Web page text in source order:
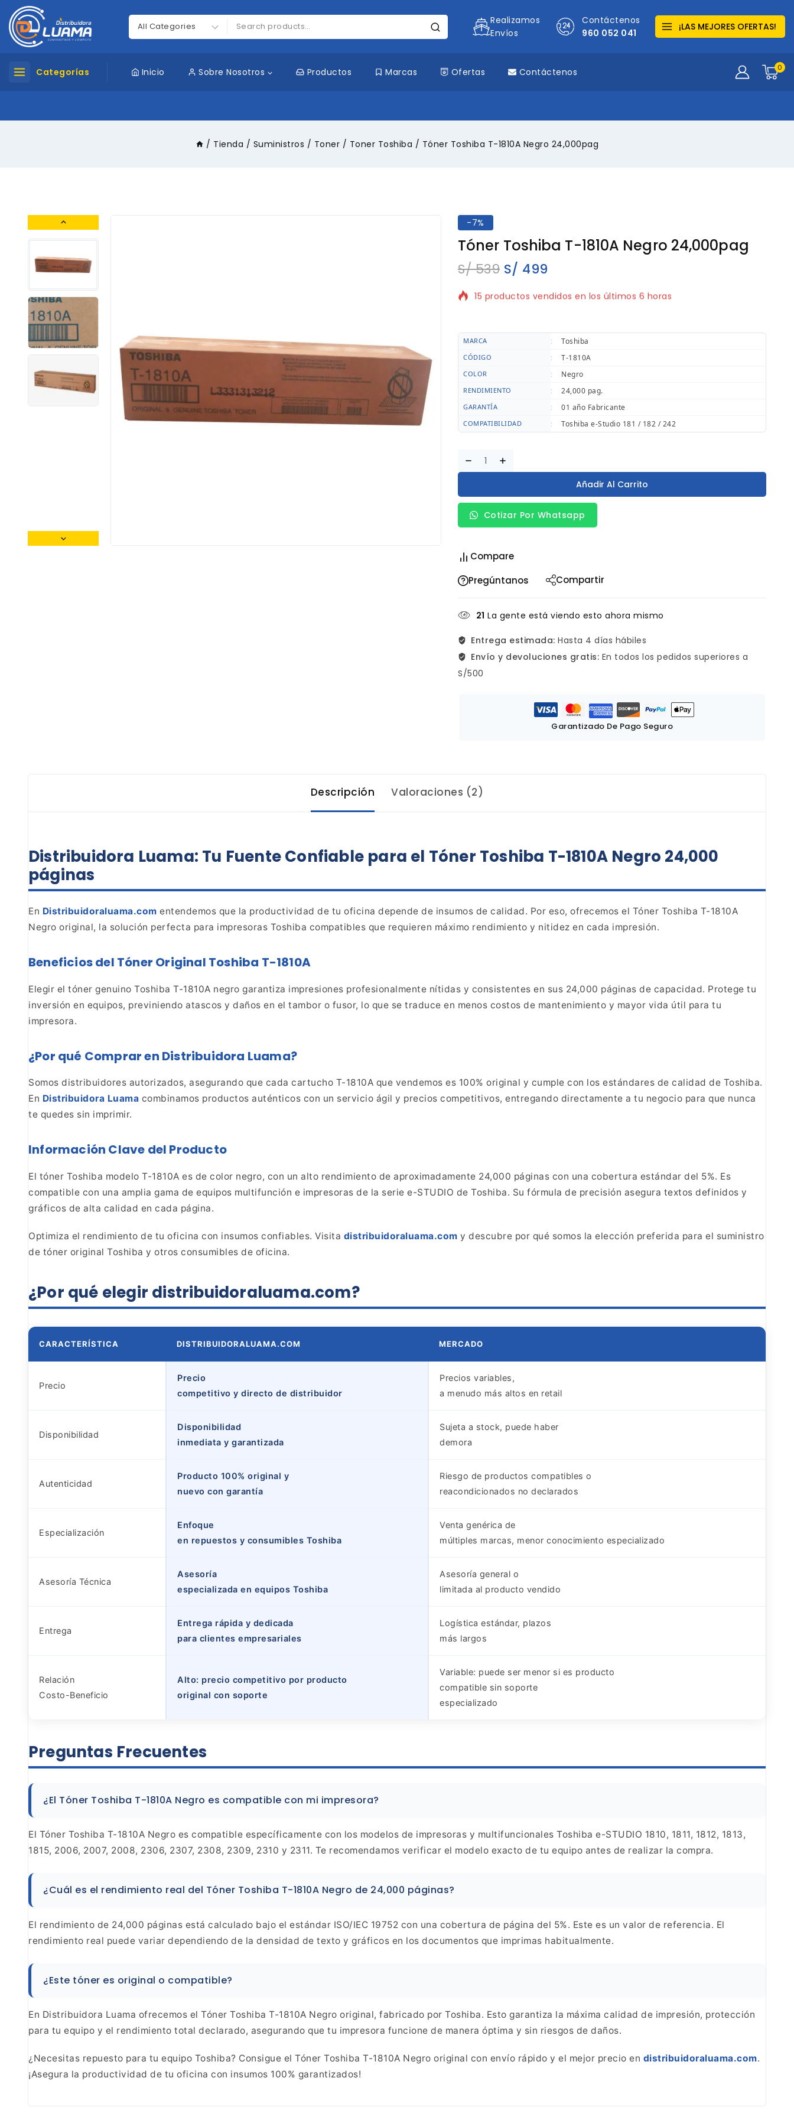
Realizamos
Envíos
Contáctenos
960 052 041
¡LAS MEJORES OFERTAS!
Categorías Inicio Sobre Nosotros Productos Marcas Ofertas Contáctenos 0
/ Tienda / Suministros / Toner / Toner Toshiba / Tóner Toshiba T-1810A Negro 24,000pag
-7%
Tóner Toshiba T-1810A Negro 24,000pag
S/539 S/ 499
15 productos vendidos en los últimos 6 horas
¡Vendiendo rápido! 1 persona tiene en su carrito
MARCA : Toshiba
CÓDIGO : T-1810A
COLOR : Negro
RENDIMIENTO : 24,000 pag.
GARANTÍA : 01 año Fabricante
COMPATIBILIDAD : Toshiba e-Studio 181 / 182 / 242
Añadir Al Carrito
Cotizar Por Whatsapp
Compare
Pregúntanos
Compartir
21 La gente está viendo esto ahora mismo
Entrega estimada: Hasta 4 días hábiles
Envío y devoluciones gratis: En todos los pedidos superiores a
S/500
Garantizado De Pago Seguro
Descripción Valoraciones (2)
Distribuidora Luama: Tu FuenteConfiable para el Tóner Toshiba T-1810A Negro 24,000
páginas
En Distribuidoraluama.com entendemos que la productividad de tu oficina depende de insumos de calidad. Por eso, ofrecemos el Tóner Toshiba T-1810A
Negro original, la solución perfecta para impresoras Toshiba compatibles que requieren máximo rendimiento y nitidez en cada impresión.
Beneficios del Tóner Original Toshiba T-1810A
Elegir el tóner genuino Toshiba T-1810A negro garantiza impresiones profesionalmente nítidas y consistentes en sus 24,000 páginas de capacidad. Protege tu
inversión en equipos, previniendo atascos y daños en el tambor o fusor, lo que se traduce en menos costos de mantenimiento y mayor vida útil para tu
impresora.
¿Por qué Comprar en Distribuidora Luama?
Somos distribuidores autorizados, asegurando que cada cartucho T-1810A que vendemos es 100% original y cumple con los estándares de calidad de Toshiba.
En Distribuidora Luama combinamos productos auténticos con un servicio ágil y precios competitivos, entregando directamente a tu negocio para que nunca
te quedes sin imprimir.
Información Clave del Producto
El tóner Toshiba modelo T-1810A es de color negro, con un alto rendimiento de aproximadamente 24,000 páginas con una cobertura estándar del 5%. Es
compatible con una amplia gama de equipos multifunción e impresoras de la serie e-STUDIO de Toshiba. Su fórmula de precisión asegura textos definidos y
gráficos de alta calidad en cada página.
Optimiza el rendimiento de tu oficina con insumos confiables. Visita distribuidoraluama.com y descubre por qué somos la elección preferida para el suministro
de tóner original Toshiba y otros consumibles de oficina.
¿Por qué elegir distribuidoraluama.com?
CARACTERÍSTICA DISTRIBUIDORALUAMA.COM MERCADO
Precio
Precio
competitivo y directo de distribuidor
Precios variables,
a menudo más altos en retail
Disponibilidad
Disponibilidad
inmediata y garantizada
Sujeta a stock, puede haber
demora
Autenticidad
Producto 100% original y
nuevo con garantía
Riesgo de productos compatibles o
reacondicionados no declarados
Especialización
Enfoque
en repuestos y consumibles Toshiba
Venta genérica de
múltiples marcas, menor conocimiento especializado
Asesoría Técnica
Asesoría
especializada en equipos Toshiba
Asesoría general o
limitada al producto vendido
Entrega
Entrega rápida y dedicada
para clientes empresariales
Logística estándar, plazos
más largos
Relación
Costo-Beneficio
Alto: precio competitivo por producto
original con soporte
Variable: puede ser menor si es producto
compatible sin soporte
especializado
Preguntas Frecuentes
¿El Tóner Toshiba T-1810A Negro es compatible con mi impresora?
El Tóner Toshiba T-1810A Negro es compatible específicamente con los modelos de impresoras y multifuncionales Toshiba e-STUDIO 1810, 1811, 1812, 1813,
1815, 2006, 2007, 2008, 2306, 2307, 2308, 2309, 2310 y 2311. Te recomendamos verificar el modelo exacto de tu equipo antes de realizar la compra.
¿Cuál es el rendimiento real del Tóner Toshiba T-1810A Negro de 24,000 páginas?
El rendimiento de 24,000 páginas está calculado bajo el estándar ISO/IEC 19752 con una cobertura de página del 5%. Este es un valor de referencia. El
rendimiento real puede variar dependiendo de la densidad de texto y gráficos en los documentos que imprimas habitualmente.
¿Este tóner es original o compatible?
En Distribuidora Luama ofrecemos el Tóner Toshiba T-1810A Negro original, fabricado por Toshiba. Esto garantiza la máxima calidad de impresión, protección
para tu equipo y el rendimiento total declarado, asegurando que tu impresora funcione de manera óptima y sin riesgos de daños.
¿Necesitas repuesto para tu equipo Toshiba? Consigue el Tóner Toshiba T-1810A Negro original con envío rápido y el mejor precio en distribuidoraluama.com.
¡Asegura la productividad de tu oficina con insumos 100% garantizados!